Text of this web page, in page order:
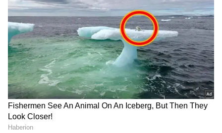
DOWNLOAD APP
RECOMMENDED STORIES